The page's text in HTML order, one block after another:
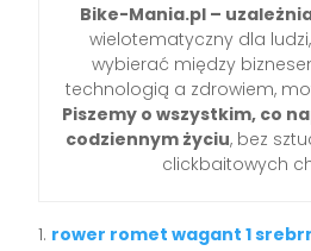
Bike-Mania.pl –
wielotematyczny dla
wybierać między
technologią a zdrowiem,
Piszemy o wszystkim, co
codziennym życiu, bez
clickbaitowych
rower romet wagant 1